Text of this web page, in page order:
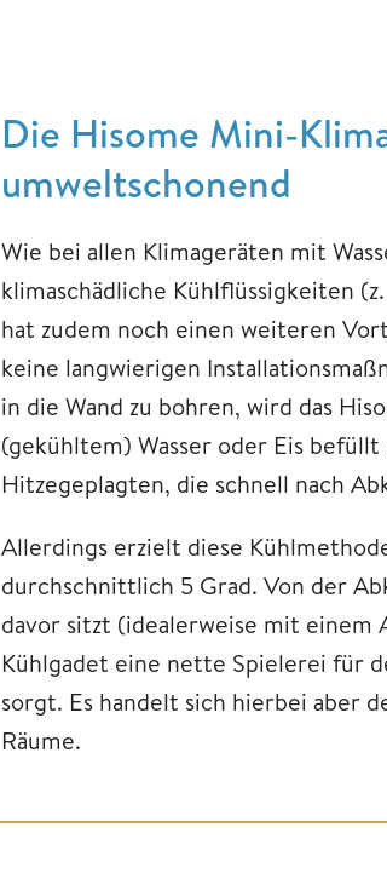
Die Hisome Mini-
umweltschonend
Wie bei allen Klimageräten mit
klimaschädliche Kühlflüssigkeiten
hat zudem noch einen weiteren
keine langwierigen
in die Wand zu bohren, wird das
(gekühltem) Wasser oder Eis
Hitzegeplagten, die schnell nach
Allerdings erzielt diese
durchschnittlich 5 Grad. Von der
davor sitzt (idealerweise mit einem
Kühlgadet eine nette Spielerei für
sorgt. Es handelt sich hierbei aber
Räume.